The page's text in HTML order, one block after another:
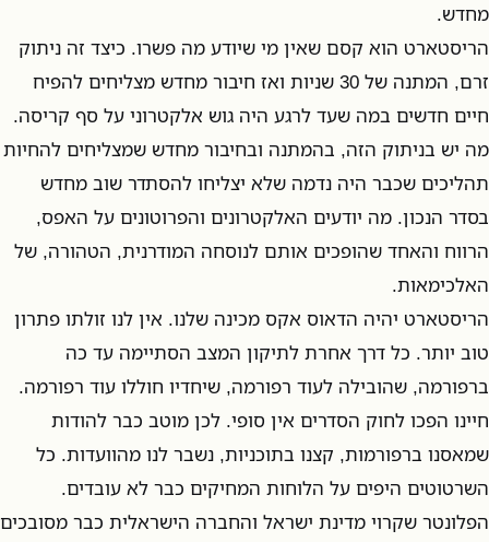
מחדש.
הריסטארט הוא קסם שאין מי שיודע מה פשרו. כיצד זה ניתוק
זרם, המתנה של 30 שניות ואז חיבור מחדש מצליחים להפיח
חיים חדשים במה שעד לרגע היה גוש אלקטרוני על סף קריסה.
מה יש בניתוק הזה, בהמתנה ובחיבור מחדש שמצליחים להחיות
תהליכים שכבר היה נדמה שלא יצליחו להסתדר שוב מחדש
בסדר הנכון. מה יודעים האלקטרונים והפרוטונים על האפס,
הרווח והאחד שהופכים אותם לנוסחה המודרנית, הטהורה, של
האלכימאות.
הריסטארט יהיה הדאוס אקס מכינה שלנו. אין לנו זולתו פתרון
טוב יותר. כל דרך אחרת לתיקון המצב הסתיימה עד כה
ברפורמה, שהובילה לעוד רפורמה, שיחדיו חוללו עוד רפורמה.
חיינו הפכו לחוק הסדרים אין סופי. לכן מוטב כבר להודות
שמאסנו ברפורמות, קצנו בתוכניות, נשבר לנו מהוועדות. כל
השרטוטים היפים על הלוחות המחיקים כבר לא עובדים.
הפלונטר שקרוי מדינת ישראל והחברה הישראלית כבר מסובכים